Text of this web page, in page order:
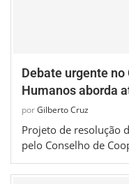
Debate urgente
Humanos aborda
porGilberto Cruz
Projeto de resolução
pelo Conselho de